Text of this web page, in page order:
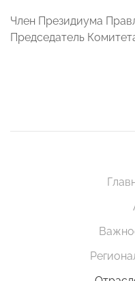
Член Президиума
Председатель